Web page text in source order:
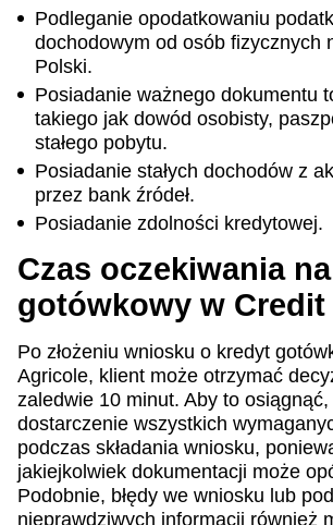
Podleganie opodatkowaniu
dochodowym od osób fizycznych
Polski.
Posiadanie ważnego dokumentu
takiego jak dowód osobisty,
stałego pobytu.
Posiadanie stałych dochodów z
przez bank źródeł.
Posiadanie zdolności kredytowej.
Czas oczekiwania
gotówkowy w
Po złożeniu wniosku o kredyt
Agricole, klient może otrzymać
zaledwie 10 minut. Aby to
dostarczenie wszystkich
podczas składania wniosku,
jakiejkolwiek dokumentacji może
Podobnie, błędy we wniosku lub
nieprawdziwych informacji również